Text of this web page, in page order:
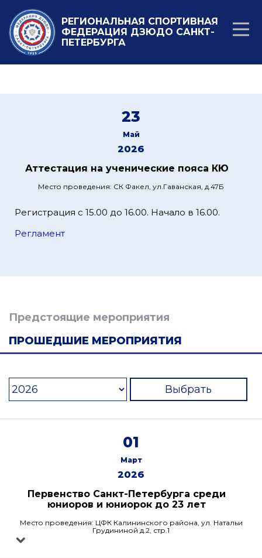
РЕГИОНАЛЬНАЯ СПОРТИВНАЯ
ФЕДЕРАЦИЯ ДЗЮДО САНКТ-
ПЕТЕРБУРГА
23
Май
2026
Аттестация на ученические пояса КЮ
Место проведения: СК Факел, ул.Гаванская, д.47Б
Регистрация с 15.00 до 16.00. Начало в 16.00.
Регламент
Предстоящие мероприятия
ПРОШЕДШИЕ МЕРОПРИЯТИЯ
Выбрать
01
Март
2026
Первенство Санкт-Петербурга среди
юниоров и юниорок до 23 лет
Место проведения: ЦФК Калининского района, ул. Натальи
Грудининой д.2, стр.1